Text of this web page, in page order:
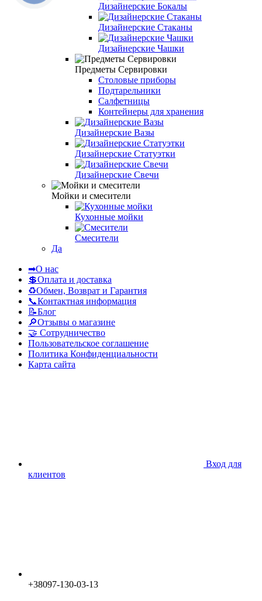
Дизайнерские Бокалы
Дизайнерские Стаканы
Дизайнерские Чашки
Предметы Сервировки
Столовые приборы
Подтарельники
Салфетницы
Контейнеры для хранения
Дизайнерские Вазы
Дизайнерские Статуэтки
Дизайнерские Свечи
Мойки и смесители
Кухонные мойки
Смесители
Да
➡О нас
💲Оплата и доставка
♻Обмен, Возврат и Гарантия
📞Контактная информация
📝Блог
🔎Отзывы о магазине
🤝 Сотрудничество
Пользовательское соглашение
Политика Конфиденциальности
Карта сайта
Вход для
клиентов
+38097-130-03-13